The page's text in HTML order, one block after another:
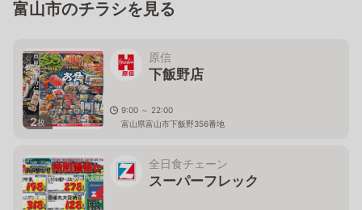
富山市のチラシを見る
2枚
原信
下飯野店
9:00 ～ 22:00
富山県富山市下飯野356番地
全日食チェーン
スーパーフレック